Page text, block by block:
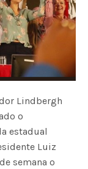
Lindbergh
o
estadual
Luiz
semana o